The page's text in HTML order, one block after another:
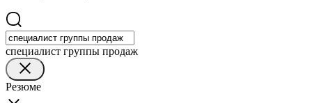
специалист группы продаж
Резюме